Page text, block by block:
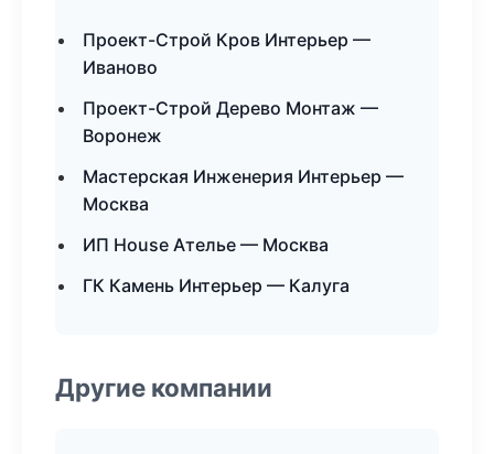
Проект-Строй Кров Интерьер —
Иваново
Проект-Строй Дерево Монтаж —
Воронеж
Мастерская Инженерия Интерьер —
Москва
ИП House Ателье — Москва
ГК Камень Интерьер — Калуга
Другие компании